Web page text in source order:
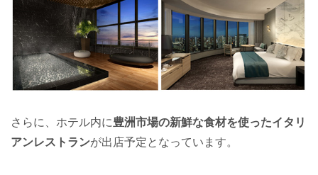
さらに、ホテル内に豊洲市場の新鮮な食材を使ったイタリ
アンレストランが出店予定となっています。